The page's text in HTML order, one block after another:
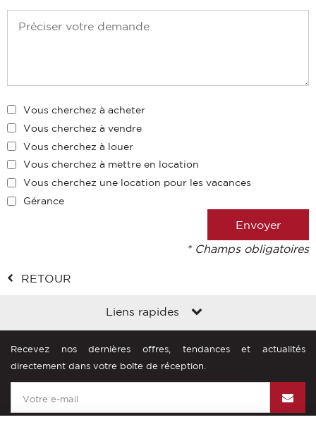
Vous cherchez à acheter
Vous cherchez à vendre
Vous cherchez à louer
Vous cherchez à mettre en location
Vous cherchez une location pour les vacances
Gérance
* Champs obligatoires
RETOUR
Liens rapides
Recevez nos dernières offres, tendances et actualités
directement dans votre boîte de réception.